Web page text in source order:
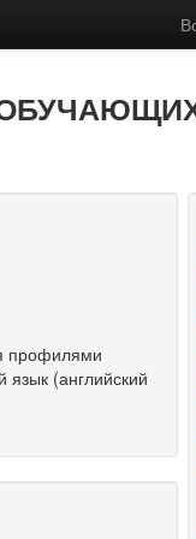
профилями
язык (английский